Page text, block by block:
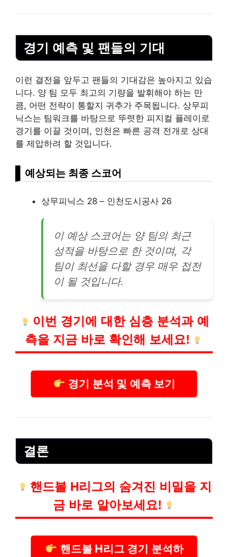
경기 예측 및 팬들의 기대
이런 결전을 앞두고 팬들의 기대감은 높아지고 있습
니다. 양 팀 모두 최고의 기량을 발휘해야 하는 만
큼, 어떤 전략이 통할지 귀추가 주목됩니다. 상무피
닉스는 팀워크를 바탕으로 뚜렷한 피지컬 플레이로
경기를 이끌 것이며, 인천은 빠른 공격 전개로 상대
를 제압하려 할 것입니다.
예상되는 최종 스코어
상무피닉스 28 – 인천도시공사 26
이 예상 스코어는 양 팀의 최근
성적을 바탕으로 한 것이며, 각
팀이 최선을 다할 경우 매우 접전
이 될 것입니다.
이번 경기에 대한 심층 분석과 예
측을 지금 바로 확인해 보세요!
경기 분석 및 예측 보기
결론
핸드볼 H리그의 숨겨진 비밀을 지
금 바로 알아보세요!
핸드볼 H리그 경기 분석하